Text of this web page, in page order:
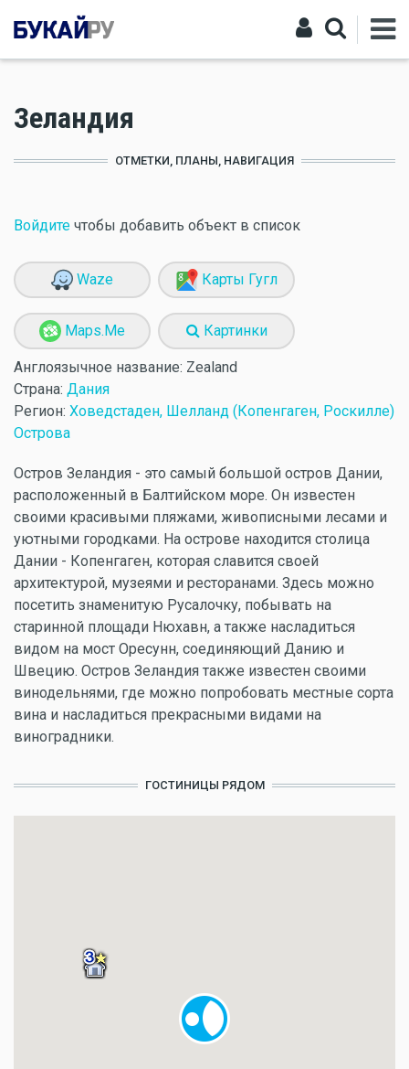
Зеландия
ОТМЕТКИ, ПЛАНЫ, НАВИГАЦИЯ
Войдите чтобы добавить объект в список
Waze Карты Гугл
Maps.Me Картинки
Англоязычное название: Zealand
Страна: Дания
Регион: Ховедстаден, Шелланд (Копенгаген, Роскилле)
Острова
Остров Зеландия - это самый большой остров Дании,
расположенный в Балтийском море. Он известен
своими красивыми пляжами, живописными лесами и
уютными городками. На острове находится столица
Дании - Копенгаген, которая славится своей
архитектурой, музеями и ресторанами. Здесь можно
посетить знаменитую Русалочку, побывать на
старинной площади Нюхавн, а также насладиться
видом на мост Оресунн, соединяющий Данию и
Швецию. Остров Зеландия также известен своими
винодельнями, где можно попробовать местные сорта
вина и насладиться прекрасными видами на
виноградники.
ГОСТИНИЦЫ РЯДОМ